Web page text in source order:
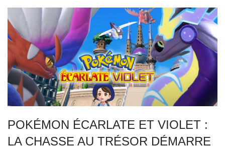
POKÉMON ÉCARLATE ET VIOLET :
LA CHASSE AU TRÉSOR DÉMARRE